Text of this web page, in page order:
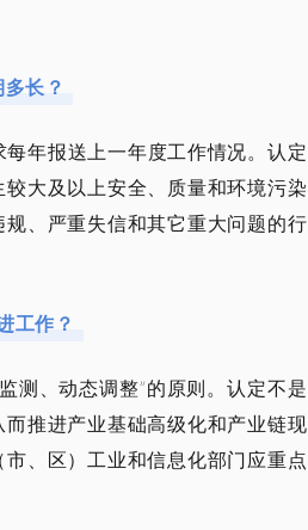
长？
年报送上一年度工作情况。认定
大及以上安全、质量和环境污染
、严重失信和其它重大问题的行
工作？
测、动态调整”的原则。认定不是
推进产业基础高级化和产业链现
、区）工业和信息化部门应重点